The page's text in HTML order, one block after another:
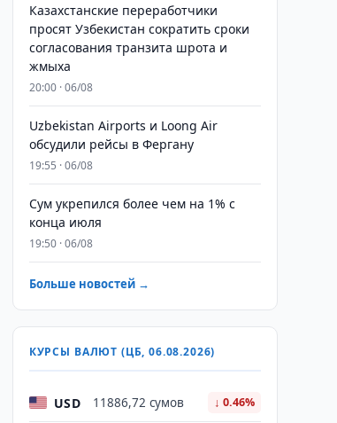
Казахстанские переработчики
просят Узбекистан сократить сроки
согласования транзита шрота и
жмыха
20:00 · 06/08
Uzbekistan Airports и Loong Air
обсудили рейсы в Фергану
19:55 · 06/08
Сум укрепился более чем на 1% с
конца июля
19:50 · 06/08
Больше новостей →
КУРСЫ ВАЛЮТ (ЦБ, 06.08.2026)
USD 11886,72 сумов ↓ 0.46%